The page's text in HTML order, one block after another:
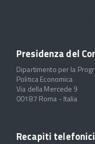
Presidenza del
Dipartimento per la
Politica Economica
Via della Mercede 9
00187 Roma - Italia
Recapiti telefonici